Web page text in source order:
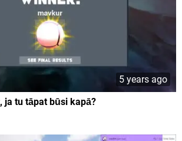
5 years ago
ja tu tāpat būsi kapā?